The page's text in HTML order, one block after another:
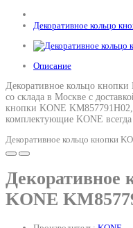
Декоративное кольцо
Описание
Декоративное кольцо
со склада в Москве с
кнопки KONE KM857791H02
комплектующие KONE
Декоративное кольцо кнопки
Декоративное
KONE